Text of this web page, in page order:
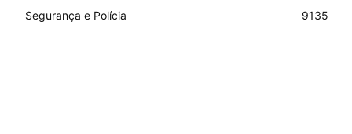
Segurança e Polícia
9135